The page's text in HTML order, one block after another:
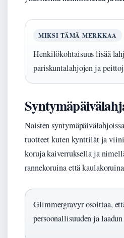
MIKSI TÄMÄ MERKKAA
Henkilökohtaisuus lisää
pariskuntalahjojen ja
Naisten
tuotteet kuten kynttilät ja
koruja kaiverruksella ja
rannekoruina että
Glimmergravyr osoittaa,
persoonallisuuden ja